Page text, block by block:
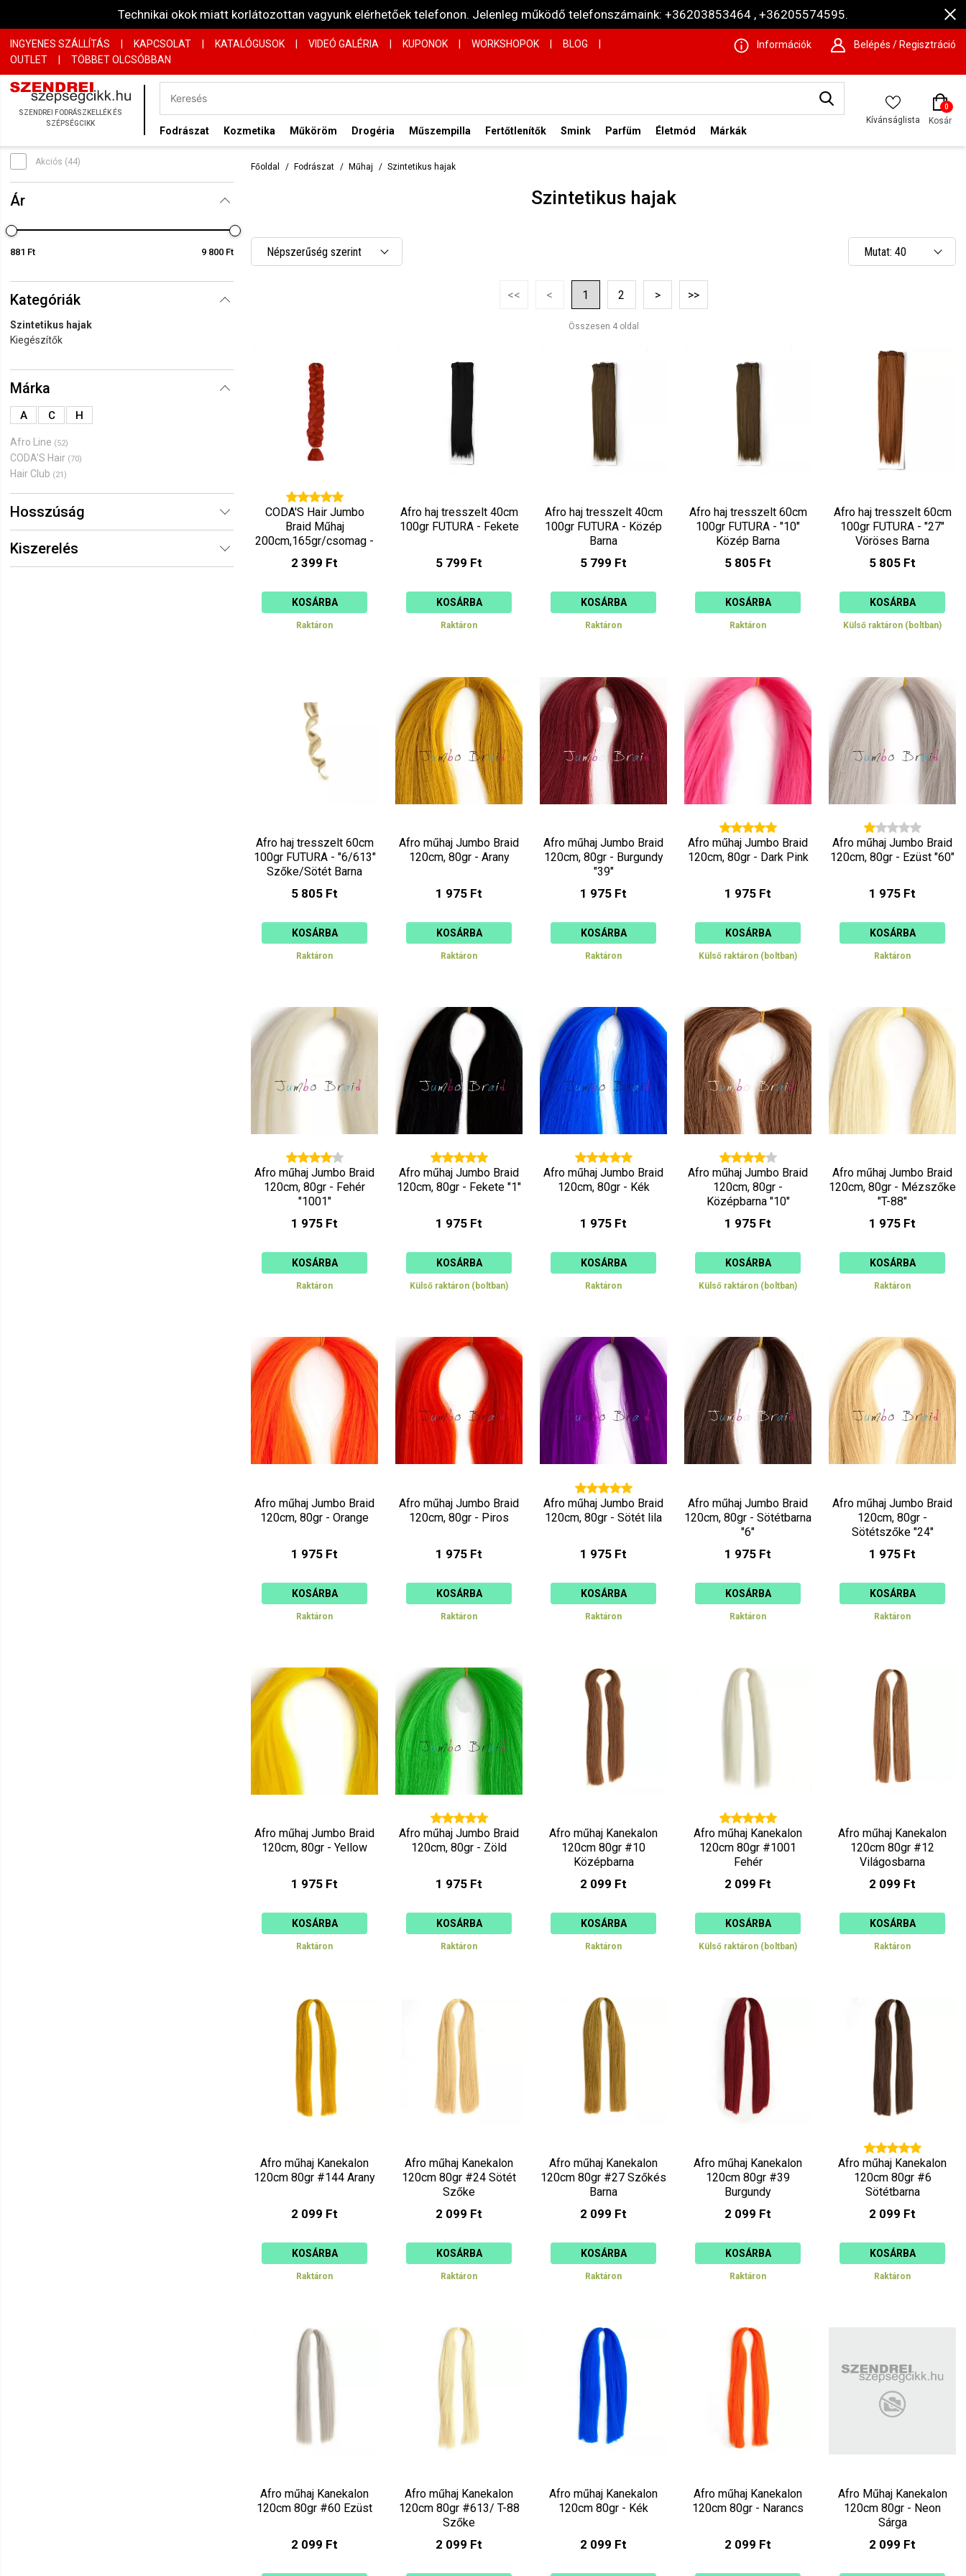
Technikai okok miatt korlátozottan vagyunk elérhetőek telefonon. Jelenleg működő telefonszámaink: +36203853464 , +36205574595.
INGYENES SZÁLLÍTÁS KAPCSOLAT KATALÓGUSOK VIDEÓ GALÉRIA KUPONOK WORKSHOPOK BLOG
OUTLET
| TÖBBET OLCSÓBBAN
Információk Belépés / Regisztráció
SZENDREI FODRÁSZKELLÉK ÉS
SZÉPSÉGCIKK
Fodrászat Kozmetika Műköröm Drogéria Műszempilla Fertőtlenítők Smink Parfüm Életmód Márkák
Kívánságlista
0
Kosár
Akciós (44)
Ár
881 Ft 9 800 Ft
Kategóriák
Szintetikus hajak
Kiegészítők
Márka
A C H
Afro Line (52)
CODA'S Hair (70)
Hair Club (21)
Hosszúság
Kiszerelés
Főoldal Fodrászat Műhaj Szintetikus hajak
Szintetikus hajak
Népszerűség szerint
Ár szerint növekvő
Mutat: 40
<< < 1 2 > >>
Összesen 4 oldal
CODA'S Hair Jumbo
Braid Műhaj
200cm,165gr/csomag -
Piros
2 399 Ft
KOSÁRBA
Raktáron
Afro haj tresszelt 40cm
100gr FUTURA - Fekete
5 799 Ft
KOSÁRBA
Raktáron
Afro haj tresszelt 40cm
100gr FUTURA - Közép
Barna
5 799 Ft
KOSÁRBA
Raktáron
Afro haj tresszelt 60cm
100gr FUTURA - "10"
Közép Barna
5 805 Ft
KOSÁRBA
Raktáron
Afro haj tresszelt 60cm
100gr FUTURA - "27"
Vöröses Barna
5 805 Ft
KOSÁRBA
Külső raktáron (boltban)
Afro haj tresszelt 60cm
100gr FUTURA - "6/613"
Szőke/Sötét Barna
5 805 Ft
KOSÁRBA
Raktáron
Afro műhaj Jumbo Braid
120cm, 80gr - Arany
1 975 Ft
KOSÁRBA
Raktáron
Afro műhaj Jumbo Braid
120cm, 80gr - Burgundy
"39"
1 975 Ft
KOSÁRBA
Raktáron
Afro műhaj Jumbo Braid
120cm, 80gr - Dark Pink
1 975 Ft
KOSÁRBA
Külső raktáron (boltban)
Afro műhaj Jumbo Braid
120cm, 80gr - Ezüst "60"
1 975 Ft
KOSÁRBA
Raktáron
Afro műhaj Jumbo Braid
120cm, 80gr - Fehér
"1001"
1 975 Ft
KOSÁRBA
Raktáron
Afro műhaj Jumbo Braid
120cm, 80gr - Fekete "1"
1 975 Ft
KOSÁRBA
Külső raktáron (boltban)
Afro műhaj Jumbo Braid
120cm, 80gr - Kék
1 975 Ft
KOSÁRBA
Raktáron
Afro műhaj Jumbo Braid
120cm, 80gr -
Középbarna "10"
1 975 Ft
KOSÁRBA
Külső raktáron (boltban)
Afro műhaj Jumbo Braid
120cm, 80gr - Mézszőke
"T-88"
1 975 Ft
KOSÁRBA
Raktáron
Afro műhaj Jumbo Braid
120cm, 80gr - Orange
1 975 Ft
KOSÁRBA
Raktáron
Afro műhaj Jumbo Braid
120cm, 80gr - Piros
1 975 Ft
KOSÁRBA
Raktáron
Afro műhaj Jumbo Braid
120cm, 80gr - Sötét lila
1 975 Ft
KOSÁRBA
Raktáron
Afro műhaj Jumbo Braid
120cm, 80gr - Sötétbarna
"6"
1 975 Ft
KOSÁRBA
Raktáron
Afro műhaj Jumbo Braid
120cm, 80gr -
Sötétszőke "24"
1 975 Ft
KOSÁRBA
Raktáron
Afro műhaj Jumbo Braid
120cm, 80gr - Yellow
1 975 Ft
KOSÁRBA
Raktáron
Afro műhaj Jumbo Braid
120cm, 80gr - Zöld
1 975 Ft
KOSÁRBA
Raktáron
Afro műhaj Kanekalon
120cm 80gr #10
Középbarna
2 099 Ft
KOSÁRBA
Raktáron
Afro műhaj Kanekalon
120cm 80gr #1001
Fehér
2 099 Ft
KOSÁRBA
Külső raktáron (boltban)
Afro műhaj Kanekalon
120cm 80gr #12
Világosbarna
2 099 Ft
KOSÁRBA
Raktáron
Afro műhaj Kanekalon
120cm 80gr #144 Arany
2 099 Ft
KOSÁRBA
Raktáron
Afro műhaj Kanekalon
120cm 80gr #24 Sötét
Szőke
2 099 Ft
KOSÁRBA
Raktáron
Afro műhaj Kanekalon
120cm 80gr #27 Szőkés
Barna
2 099 Ft
KOSÁRBA
Raktáron
Afro műhaj Kanekalon
120cm 80gr #39
Burgundy
2 099 Ft
KOSÁRBA
Raktáron
Afro műhaj Kanekalon
120cm 80gr #6
Sötétbarna
2 099 Ft
KOSÁRBA
Raktáron
Afro műhaj Kanekalon
120cm 80gr #60 Ezüst
2 099 Ft
Afro műhaj Kanekalon
120cm 80gr #613/ T-88
Szőke
2 099 Ft
Afro műhaj Kanekalon
120cm 80gr - Kék
2 099 Ft
Afro műhaj Kanekalon
120cm 80gr - Narancs
2 099 Ft
Afro Műhaj Kanekalon
120cm 80gr - Neon
Sárga
2 099 Ft